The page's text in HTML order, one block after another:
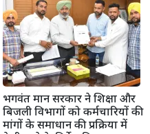
भगवंत मान सरकार ने शिक्षा और
बिजली विभागों को कर्मचारियों की
मांगों के समाधान की प्रक्रिया में